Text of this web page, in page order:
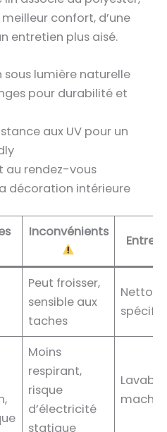
confort, d’une
entretien plus aisé.
sous lumière naturelle
pour durabilité et
aux UV pour un
au rendez-vous
décoration intérieure
Inconvénients
Peut froisser,
sensible aux
taches
Moins
respirant,
risque
d’électricité
statique